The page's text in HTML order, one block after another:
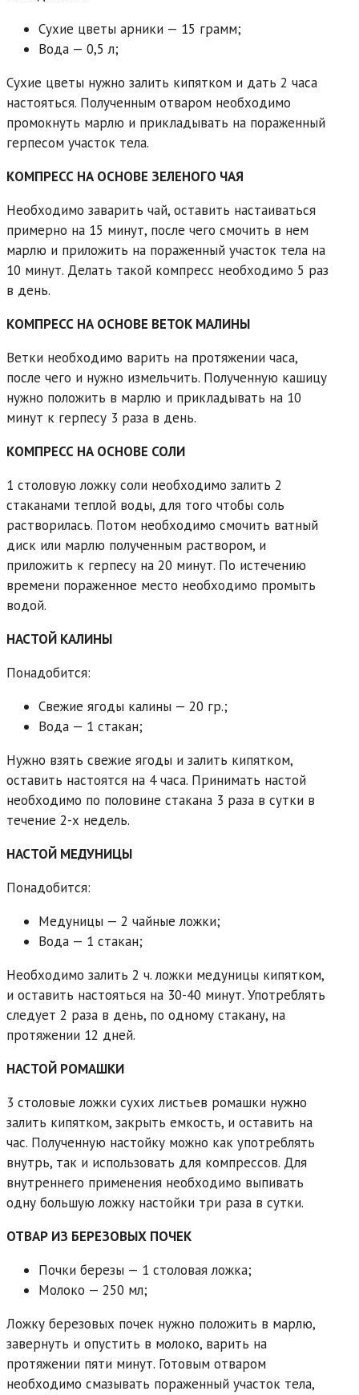
Сухие цветы арники — 15 грамм;
Вода — 0,5 л;
Сухие цветы нужно залить кипятком и дать 2 часа
настояться. Полученным отваром необходимо
промокнуть марлю и прикладывать на пораженный
герпесом участок тела.
КОМПРЕСС НА ОСНОВЕ ЗЕЛЕНОГО ЧАЯ
Необходимо заварить чай, оставить настаиваться
примерно на 15 минут, после чего смочить в нем
марлю и приложить на пораженный участок тела на
10 минут. Делать такой компресс необходимо 5 раз
в день.
КОМПРЕСС НА ОСНОВЕ ВЕТОК МАЛИНЫ
Ветки необходимо варить на протяжении часа,
после чего и нужно измельчить. Полученную кашицу
нужно положить в марлю и прикладывать на 10
минут к герпесу 3 раза в день.
КОМПРЕСС НА ОСНОВЕ СОЛИ
1 столовую ложку соли необходимо залить 2
стаканами теплой воды, для того чтобы соль
растворилась. Потом необходимо смочить ватный
диск или марлю полученным раствором, и
приложить к герпесу на 20 минут. По истечению
времени пораженное место необходимо промыть
водой.
НАСТОЙ КАЛИНЫ
Понадобится:
Свежие ягоды калины — 20 гр.;
Вода — 1 стакан;
Нужно взять свежие ягоды и залить кипятком,
оставить настоятся на 4 часа. Принимать настой
необходимо по половине стакана 3 раза в сутки в
течение 2-х недель.
НАСТОЙ МЕДУНИЦЫ
Понадобится:
Медуницы — 2 чайные ложки;
Вода — 1 стакан;
Необходимо залить 2 ч. ложки медуницы кипятком,
и оставить настояться на 30-40 минут. Употреблять
следует 2 раза в день, по одному стакану, на
протяжении 12 дней.
НАСТОЙ РОМАШКИ
3 столовые ложки сухих листьев ромашки нужно
залить кипятком, закрыть емкость, и оставить на
час. Полученную настойку можно как употреблять
внутрь, так и использовать для компрессов. Для
внутреннего применения необходимо выпивать
одну большую ложку настойки три раза в сутки.
ОТВАР ИЗ БЕРЕЗОВЫХ ПОЧЕК
Почки березы — 1 столовая ложка;
Молоко — 250 мл;
Ложку березовых почек нужно положить в марлю,
завернуть и опустить в молоко, варить на
протяжении пяти минут. Готовым отваром
необходимо смазывать пораженный участок тела,